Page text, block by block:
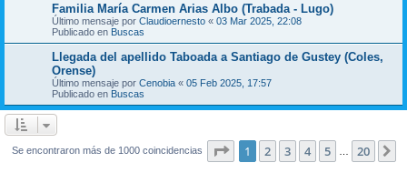
Familia María Carmen Arias Albo (Trabada - Lugo)
Último mensaje por Claudioernesto « 03 Mar 2025, 22:08
Publicado en Buscas
Llegada del apellido Taboada a Santiago de Gustey (Coles,
Orense)
Último mensaje por Cenobia « 05 Feb 2025, 17:57
Publicado en Buscas
Se encontraron más de 1000 coincidencias Página de 20
1 2 3 4 5 20